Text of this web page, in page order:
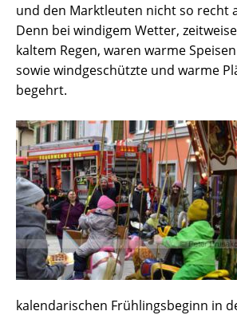
und den Marktleuten nicht so recht
Denn bei windigem Wetter,
kaltem Regen, waren warme
sowie windgeschützte und warme
begehrt.
kalendarischen Frühlingsbeginn in